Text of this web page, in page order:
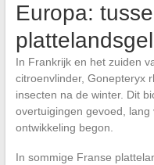
Europa:
In Frankrijk en het zuiden
citroenvlinder, Gonepteryx
insecten na de winter. Dit
overtuigingen gevoed,
ontwikkeling begon.
In sommige Franse